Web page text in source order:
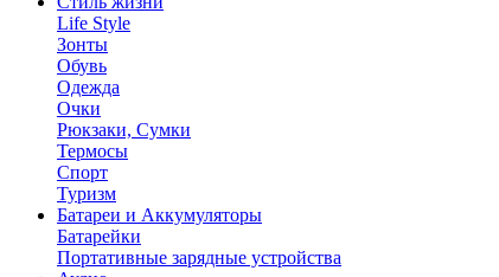
Life Style
Зонты
Обувь
Одежда
Очки
Рюкзаки, Сумки
Термосы
Спорт
Туризм
Батареи и Аккумуляторы
Батарейки
Портативные зарядные устройства